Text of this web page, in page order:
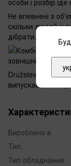
особи і розбір
Не впевнені з
скільки людей у
дібрати.
Družstevní závody
випускає з 1956
Вироблено в
Тип
Тип обладнання